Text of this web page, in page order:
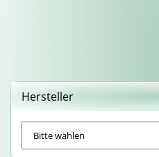
Hersteller